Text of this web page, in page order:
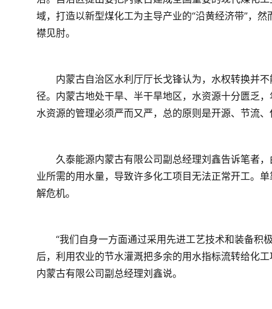
域，打造以新型煤化工为主导产业的“沿黄经济带”，
襟见肘。
内蒙古自治区水利厅厅长戈锋认为，水权转换并不
径。内蒙古地处干旱、半干旱地区，水资源十分匮乏
水资源的管理必须严而又严，总的原则是开源、节流
久泰能源内蒙古有限公司副总经理刘鑫告诉笔者，
业所需的用水量，导致许多化工项目无法正常开工。
解危机。
“我们自身一方面通过采用先进工艺技术和装备积
后，利用农业的节水灌溉把多余的用水指标流转给化
内蒙古有限公司副总经理刘鑫说。